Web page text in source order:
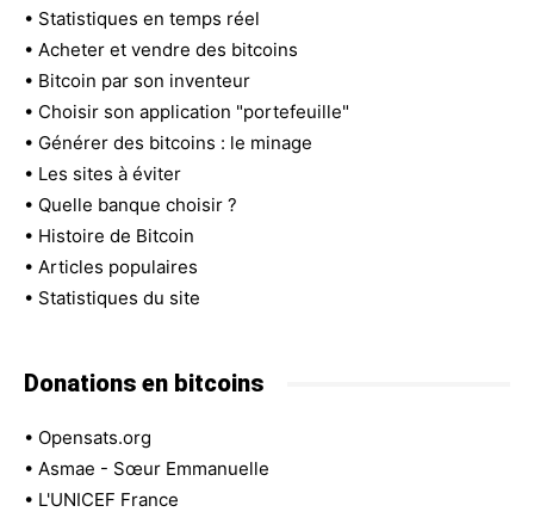
• Statistiques en temps réel
• Acheter et vendre des bitcoins
• Bitcoin par son inventeur
• Choisir son application "portefeuille"
• Générer des bitcoins : le minage
• Les sites à éviter
• Quelle banque choisir ?
• Histoire de Bitcoin
• Articles populaires
• Statistiques du site
Donations en bitcoins
• Opensats.org
• Asmae - Sœur Emmanuelle
• L'UNICEF France